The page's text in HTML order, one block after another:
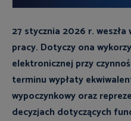
27 stycznia 2026 r.
pracy. Dotyczy ona
elektronicznej przy
terminu wypłaty
wypoczynkowy oraz
decyzjach dotyczących